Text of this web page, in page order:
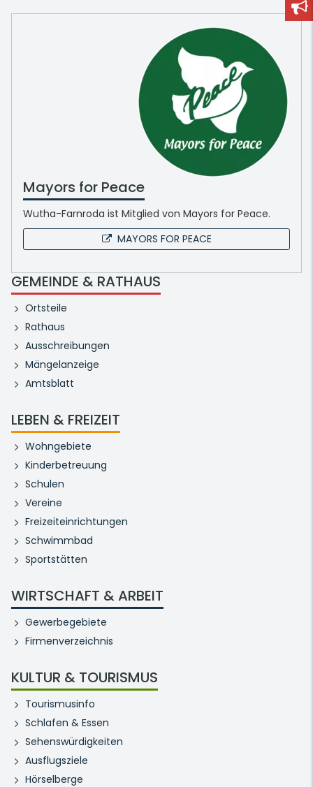
Mayors for Peace
Wutha-Farnroda ist Mitglied von Mayors for Peace.
MAYORS FOR PEACE
GEMEINDE & RATHAUS
Ortsteile
Rathaus
Ausschreibungen
Mängelanzeige
Amtsblatt
LEBEN & FREIZEIT
Wohngebiete
Kinderbetreuung
Schulen
Vereine
Freizeiteinrichtungen
Schwimmbad
Sportstätten
WIRTSCHAFT & ARBEIT
Gewerbegebiete
Firmenverzeichnis
KULTUR & TOURISMUS
Tourismusinfo
Schlafen & Essen
Sehenswürdigkeiten
Ausflugsziele
Hörselberge